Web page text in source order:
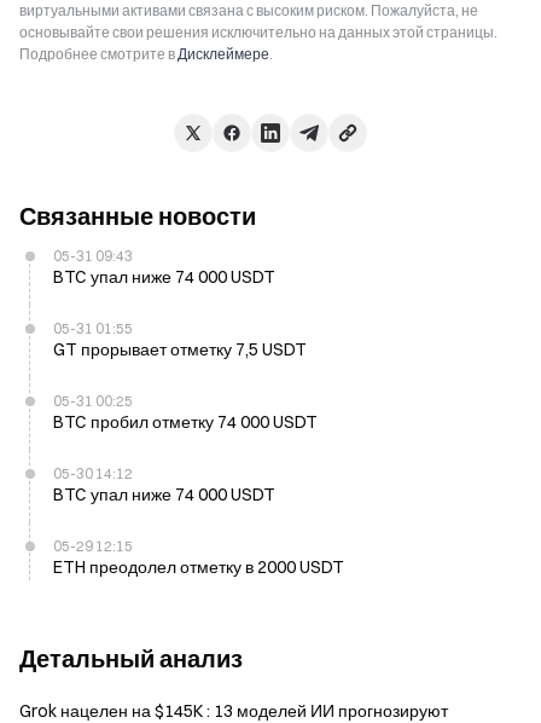
виртуальными активами связана с высоким риском. Пожалуйста, не
основывайте свои решения исключительно на данных этой страницы.
Подробнее смотрите вДисклеймере.
Связанные новости
05-31 09:43
BTC упал ниже 74 000 USDT
05-31 01:55
GT прорывает отметку 7,5 USDT
05-31 00:25
BTC пробил отметку 74 000 USDT
05-30 14:12
BTC упал ниже 74 000 USDT
05-29 12:15
ETH преодолел отметку в 2000 USDT
Детальный анализ
Grok нацелен на $145K : 13 моделей ИИ прогнозируют